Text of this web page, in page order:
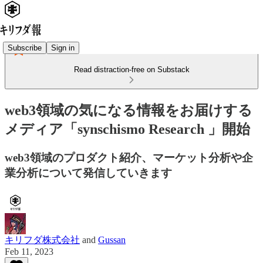
Subscribe Sign in
Read distraction-free on Substack
web3領域の気になる情報をお届けする
メディア「synschismo Research 」開始
web3領域のプロダクト紹介、マーケット分析や企
業分析について発信していきます
キリフダ株式会社 and Gussan
Feb 11, 2023